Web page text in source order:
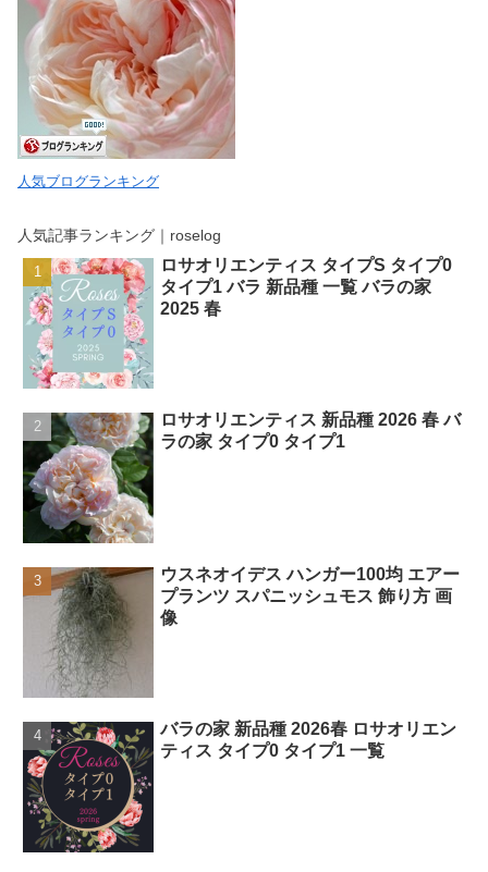
人気ブログランキング
人気記事ランキング｜roselog
ロサオリエンティス タイプS タイプ0
タイプ1 バラ 新品種 一覧 バラの家
2025 春
ロサオリエンティス 新品種 2026 春 バ
ラの家 タイプ0 タイプ1
ウスネオイデス ハンガー100均 エアー
プランツ スパニッシュモス 飾り方 画
像
バラの家 新品種 2026春 ロサオリエン
ティス タイプ0 タイプ1 一覧